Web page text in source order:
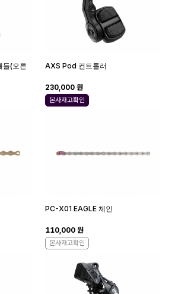
들(오른
AXS Pod 컨트롤러
230,000 원
본사재고확인
PC-X01 EAGLE 체인
110,000 원
본사재고확인